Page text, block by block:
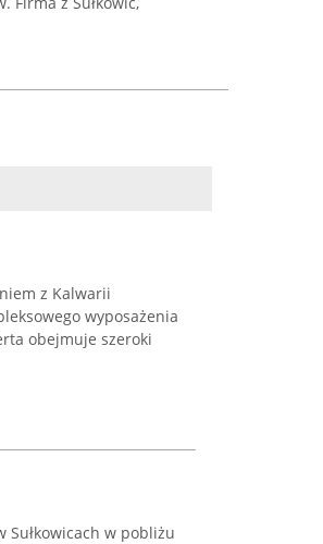
z Kalwarii
wyposażenia
obejmuje szeroki
w pobliżu